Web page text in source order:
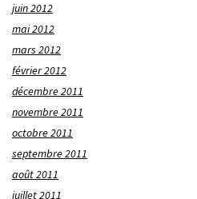
juin 2012
mai 2012
mars 2012
février 2012
décembre 2011
novembre 2011
octobre 2011
septembre 2011
août 2011
juillet 2011